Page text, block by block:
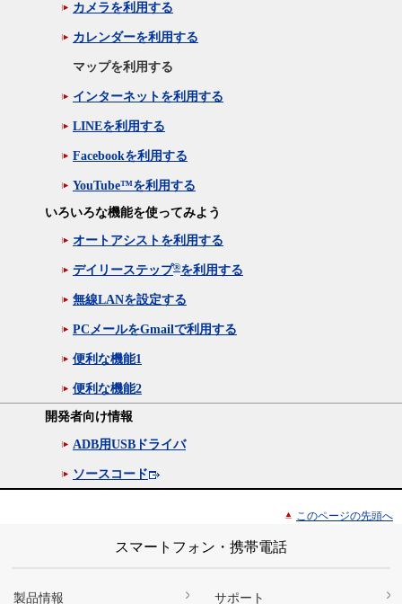
カメラを利用する
カレンダーを利用する
マップを利用する
インターネットを利用する
LINEを利用する
Facebookを利用する
YouTube™を利用する
いろいろな機能を使ってみよう
オートアシストを利用する
デイリーステップ®を利用する
無線LANを設定する
PCメールをGmailで利用する
便利な機能1
便利な機能2
開発者向け情報
ADB用USBドライバ
ソースコード
このページの先頭へ
スマートフォン・携帯電話
製品情報 サポート